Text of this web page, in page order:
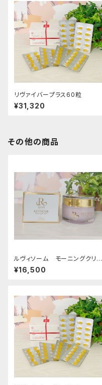
リヴァイバープラス60粒
¥31,320
その他の商品
ルヴィソーム モーニングクリー
ム
¥16,500